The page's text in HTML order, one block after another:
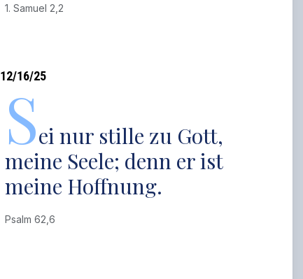
1. Samuel 2,2
12/16/25
Sei nur stille zu Gott,
meine Seele; denn er ist
meine Hoffnung.
Psalm 62,6